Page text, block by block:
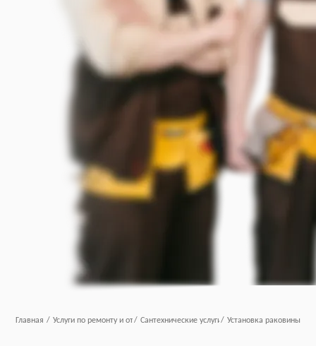
Главная / Услуги по ремонту и отделке
/ Сантехнические услуги/ Установка раковины
Заказать
обработки данных